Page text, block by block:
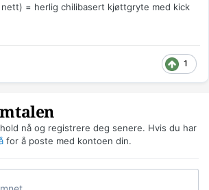
= herlig chilibasert kjøttgryte med kick
1
nå og registrere deg senere. Hvis du har
for å poste med kontoen din.